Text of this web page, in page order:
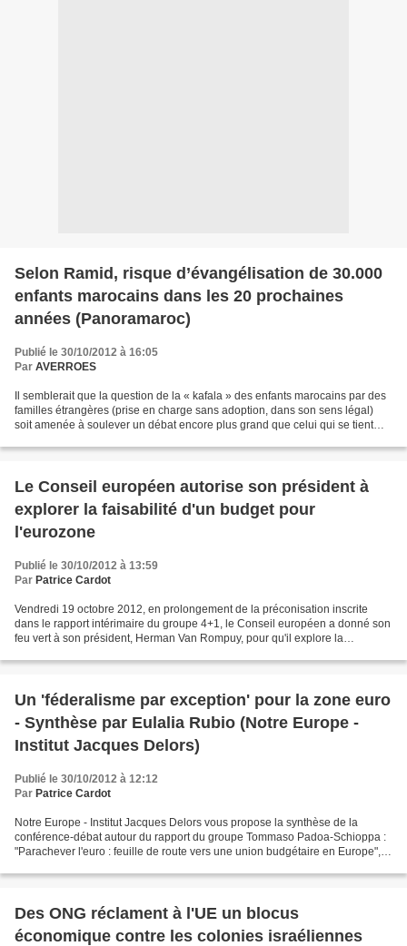
Selon Ramid, risque d’évangélisation de 30.000
enfants marocains dans les 20 prochaines
années (Panoramaroc)
Publié le 30/10/2012 à 16:05
Par AVERROES
Il semblerait que la question de la « kafala » des enfants marocains par des
familles étrangères (prise en charge sans adoption, dans son sens légal)
soit amenée à soulever un débat encore plus grand que celui qui se tient
Le Conseil européen autorise son président à
explorer la faisabilité d'un budget pour
l'eurozone
Publié le 30/10/2012 à 13:59
Par Patrice Cardot
Vendredi 19 octobre 2012, en prolongement de la préconisation inscrite
dans le rapport intérimaire du groupe 4+1, le Conseil européen a donné son
feu vert à son président, Herman Van Rompuy, pour qu'il explore la
Un 'féderalisme par exception' pour la zone euro
- Synthèse par Eulalia Rubio (Notre Europe -
Institut Jacques Delors)
Publié le 30/10/2012 à 12:12
Par Patrice Cardot
Notre Europe - Institut Jacques Delors vous propose la synthèse de la
conférence-débat autour du rapport du groupe Tommaso Padoa-Schioppa :
"Parachever l'euro : feuille de route vers une union budgétaire en Europe",
Des ONG réclament à l'UE un blocus
économique contre les colonies israéliennes